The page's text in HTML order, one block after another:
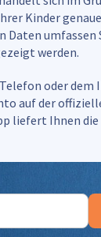
Kinder genaue
umfassen
werden.
oder dem
auf der
liefert Ihnen die